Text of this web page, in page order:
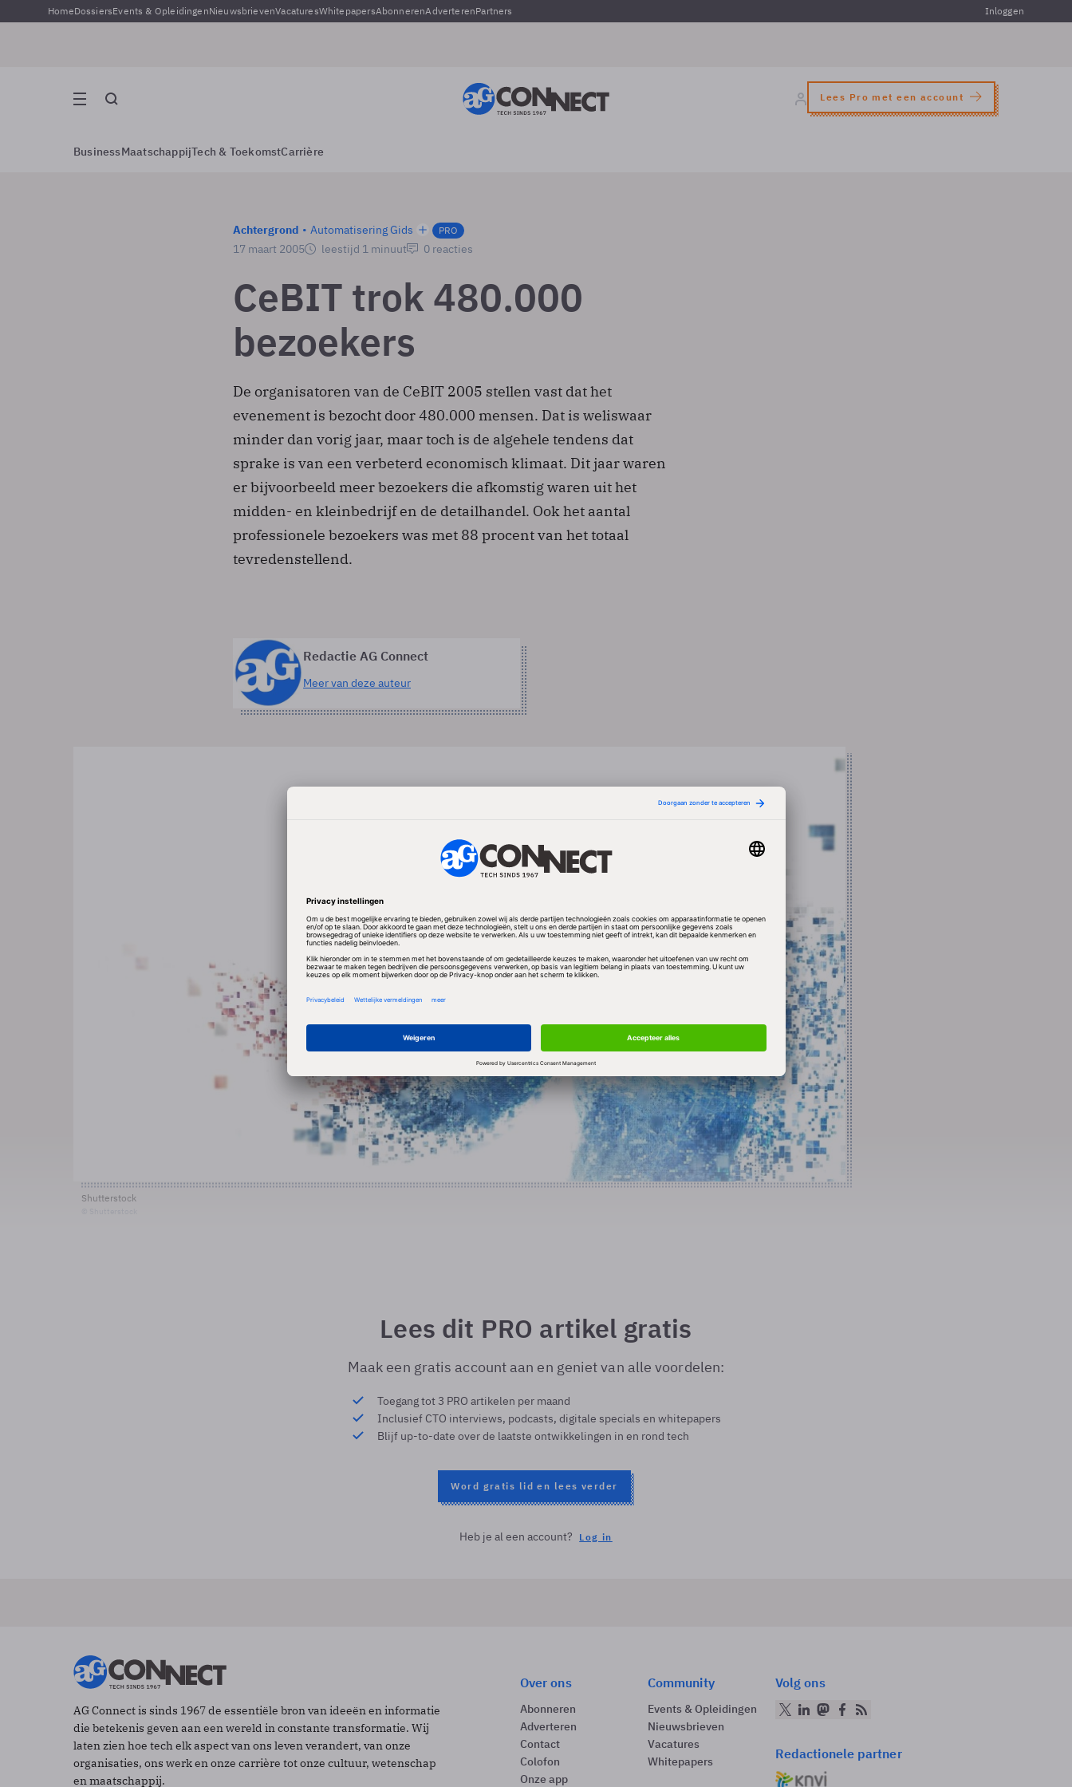
HomeDossiersEvents & OpleidingenNieuwsbrievenVacaturesWhitepapersAbonnerenAdverterenPartners Inloggen
Lees Pro met een account
BusinessMaatschappijTech & ToekomstCarrière
Achtergrond Automatisering Gids PRO
17 maart 2005 leestijd 1 minuut 0 reacties
CeBIT trok 480.000
bezoekers
De organisatoren van de CeBIT 2005 stellen vast dat het
evenement is bezocht door 480.000 mensen. Dat is weliswaar
minder dan vorig jaar, maar toch is de algehele tendens dat
sprake is van een verbeterd economisch klimaat. Dit jaar waren
er bijvoorbeeld meer bezoekers die afkomstig waren uit het
midden- en kleinbedrijf en de detailhandel. Ook het aantal
professionele bezoekers was met 88 procent van het totaal
tevredenstellend.
Redactie AG Connect
Meer van deze auteur
Shutterstock
Lees dit PRO artikel gratis
Maak een gratis account aan en geniet van alle voordelen:
Toegang tot 3 PRO artikelen per maand
Inclusief CTO interviews, podcasts, digitale specials en whitepapers
Blijf up-to-date over de laatste ontwikkelingen in en rond tech
Word gratis lid en lees verder
Heb je al een account? Log in
AG Connect is sinds 1967 de essentiële bron van ideeën en informatie
die betekenis geven aan een wereld in constante transformatie. Wij
laten zien hoe tech elk aspect van ons leven verandert, van onze
organisaties, ons werk en onze carrière tot onze cultuur, wetenschap
en maatschappij.
Over ons
Abonneren
Adverteren
Contact
Colofon
Onze app
Community
Events & Opleidingen
Nieuwsbrieven
Vacatures
Whitepapers
Volg ons
Redactionele partner